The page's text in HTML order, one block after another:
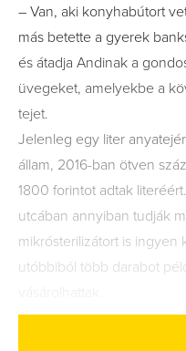
– Van, aki konyhabútort
más betette a gyerek
és átadja Andinak a
üvegeket, amelyekbe a
tejet.
Jelenleg egy liter
állam, 2016-ban ötven
1800 forintot adtak
utcában annyiban tudják
mikrósterilizátort is ingyen
utóbbiból több darabot